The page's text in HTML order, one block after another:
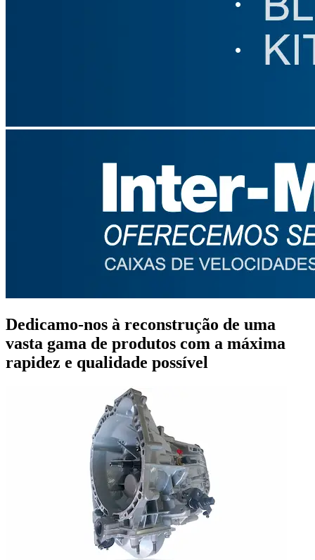
Dedicamo-nos à reconstrução de uma
vasta gama de produtos com a máxima
rapidez e qualidade possível